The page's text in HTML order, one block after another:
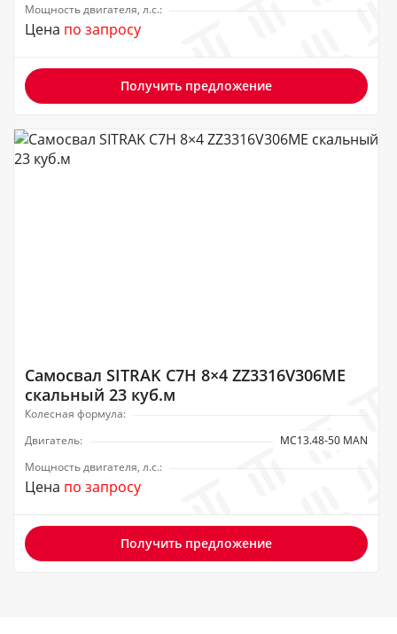
Мощность двигателя, л.с.:
Цена по запросу
Получить предложение
Самосвал SITRAK C7H 8×4 ZZ3316V306ME
скальный 23 куб.м
Колесная формула:
Двигатель:
MC13.48-50 MAN
Мощность двигателя, л.с.:
Цена по запросу
Получить предложение